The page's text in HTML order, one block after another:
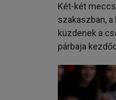
Két-két
szakaszban,
küzdenek a
párbaja